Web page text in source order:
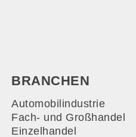
BRANCHEN
Automobilindustrie
Fach- und Großhandel
Einzelhandel